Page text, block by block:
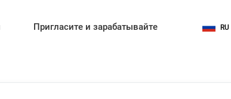
Пригласите и зарабатывайте RU